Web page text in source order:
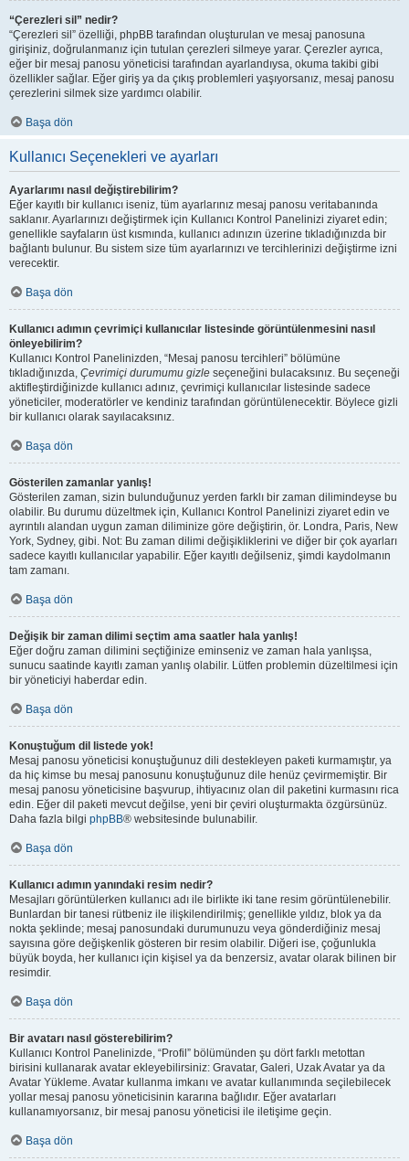
“Çerezleri sil” nedir?
“Çerezleri sil” özelliği, phpBB tarafından oluşturulan ve mesaj panosuna
girişiniz, doğrulanmanız için tutulan çerezleri silmeye yarar. Çerezler ayrıca,
eğer bir mesaj panosu yöneticisi tarafından ayarlandıysa, okuma takibi gibi
özellikler sağlar. Eğer giriş ya da çıkış problemleri yaşıyorsanız, mesaj panosu
çerezlerini silmek size yardımcı olabilir.
Başa dön
Kullanıcı Seçenekleri ve ayarları
Ayarlarımı nasıl değiştirebilirim?
Eğer kayıtlı bir kullanıcı iseniz, tüm ayarlarınız mesaj panosu veritabanında
saklanır. Ayarlarınızı değiştirmek için Kullanıcı Kontrol Panelinizi ziyaret edin;
genellikle sayfaların üst kısmında, kullanıcı adınızın üzerine tıkladığınızda bir
bağlantı bulunur. Bu sistem size tüm ayarlarınızı ve tercihlerinizi değiştirme izni
verecektir.
Başa dön
Kullanıcı adımın çevrimiçi kullanıcılar listesinde görüntülenmesini nasıl
önleyebilirim?
Kullanıcı Kontrol Panelinizden, “Mesaj panosu tercihleri” bölümüne
tıkladığınızda, Çevrimiçi durumumu gizle seçeneğini bulacaksınız. Bu seçeneği
aktifleştirdiğinizde kullanıcı adınız, çevrimiçi kullanıcılar listesinde sadece
yöneticiler, moderatörler ve kendiniz tarafından görüntülenecektir. Böylece gizli
bir kullanıcı olarak sayılacaksınız.
Başa dön
Gösterilen zamanlar yanlış!
Gösterilen zaman, sizin bulunduğunuz yerden farklı bir zaman dilimindeyse bu
olabilir. Bu durumu düzeltmek için, Kullanıcı Kontrol Panelinizi ziyaret edin ve
ayrıntılı alandan uygun zaman diliminize göre değiştirin, ör. Londra, Paris, New
York, Sydney, gibi. Not: Bu zaman dilimi değişikliklerini ve diğer bir çok ayarları
sadece kayıtlı kullanıcılar yapabilir. Eğer kayıtlı değilseniz, şimdi kaydolmanın
tam zamanı.
Başa dön
Değişik bir zaman dilimi seçtim ama saatler hala yanlış!
Eğer doğru zaman dilimini seçtiğinize eminseniz ve zaman hala yanlışsa,
sunucu saatinde kayıtlı zaman yanlış olabilir. Lütfen problemin düzeltilmesi için
bir yöneticiyi haberdar edin.
Başa dön
Konuştuğum dil listede yok!
Mesaj panosu yöneticisi konuştuğunuz dili destekleyen paketi kurmamıştır, ya
da hiç kimse bu mesaj panosunu konuştuğunuz dile henüz çevirmemiştir. Bir
mesaj panosu yöneticisine başvurup, ihtiyacınız olan dil paketini kurmasını rica
edin. Eğer dil paketi mevcut değilse, yeni bir çeviri oluşturmakta özgürsünüz.
Daha fazla bilgi phpBB® websitesinde bulunabilir.
Başa dön
Kullanıcı adımın yanındaki resim nedir?
Mesajları görüntülerken kullanıcı adı ile birlikte iki tane resim görüntülenebilir.
Bunlardan bir tanesi rütbeniz ile ilişkilendirilmiş; genellikle yıldız, blok ya da
nokta şeklinde; mesaj panosundaki durumunuzu veya gönderdiğiniz mesaj
sayısına göre değişkenlik gösteren bir resim olabilir. Diğeri ise, çoğunlukla
büyük boyda, her kullanıcı için kişisel ya da benzersiz, avatar olarak bilinen bir
resimdir.
Başa dön
Bir avatarı nasıl gösterebilirim?
Kullanıcı Kontrol Panelinizde, “Profil” bölümünden şu dört farklı metottan
birisini kullanarak avatar ekleyebilirsiniz: Gravatar, Galeri, Uzak Avatar ya da
Avatar Yükleme. Avatar kullanma imkanı ve avatar kullanımında seçilebilecek
yollar mesaj panosu yöneticisinin kararına bağlıdır. Eğer avatarları
kullanamıyorsanız, bir mesaj panosu yöneticisi ile iletişime geçin.
Başa dön